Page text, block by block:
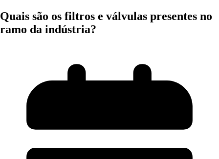
Quais são os filtros e válvulas presentes no
ramo da indústria?